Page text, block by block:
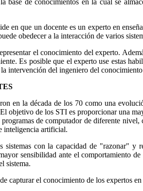
base de conocimientos en la cual se
en que un docente es un experto en
obedecer a la interacción de varios
el conocimiento del experto.
Es posible que el experto use estas
intervención del ingeniero del
en la década de los 70 como una
objetivo de los STI es proporcionar una
de computador de diferente
inteligencia artificial.
sistemas con la capacidad de "razonar"
sensibilidad ante el comportamiento
sistema.
capturar el conocimiento de los expertos